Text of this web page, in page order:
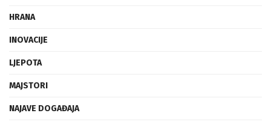
HRANA
INOVACIJE
LJEPOTA
MAJSTORI
NAJAVE DOGAĐAJA